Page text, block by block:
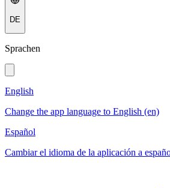
DE
Sprachen
English
Change the app language to English (en)
Español
Cambiar el idioma de la aplicación a